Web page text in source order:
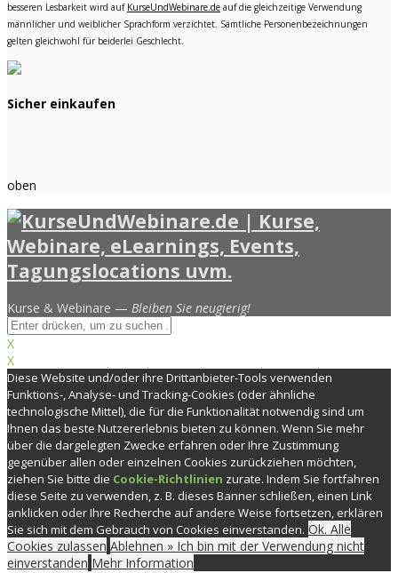
besseren Lesbarkeit wird auf KurseUndWebinare.de auf die gleichzeitige Verwendung
männlicher und weiblicher Sprachform verzichtet. Sämtliche Personenbezeichnungen
gelten gleichwohl für beiderlei Geschlecht.
Sicher einkaufen
oben
Kurse & Webinare — Bleiben Sie neugierig!
X
X
Diese Website und/oder ihre Drittanbieter-Tools verwenden
Funktions-, Analyse- und Tracking-Cookies (oder ähnliche
technologische Mittel), die für die Funktionalität notwendig sind um
Ihnen das beste Nutzererlebnis bieten zu können. Wenn Sie mehr
über die dargelegten Zwecke erfahren oder Ihre Zustimmung
gegenüber allen oder einzelnen Cookies zurückziehen möchten,
ziehen Sie bitte die Cookie-Richtlinien zurate. Indem Sie fortfahren
diese Seite zu verwenden, z. B. dieses Banner schließen, einen Link
anklicken oder Ihre Recherche auf andere Weise fortsetzen, erklären
Sie sich mit dem Gebrauch von Cookies einverstanden. Ok. Alle
Cookies zulassen Ablehnen » Ich bin mit der Verwendung nicht
einverstanden Mehr Information